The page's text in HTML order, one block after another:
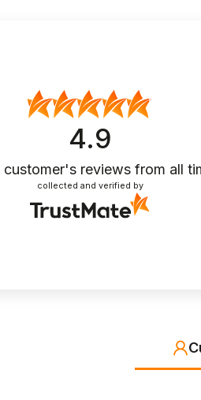
4.9
customer's reviews from all
collected and verified by